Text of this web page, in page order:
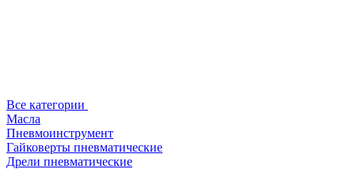
Все категории
Масла
Пневмоинструмент
Гайковерты пневматические
Дрели пневматические